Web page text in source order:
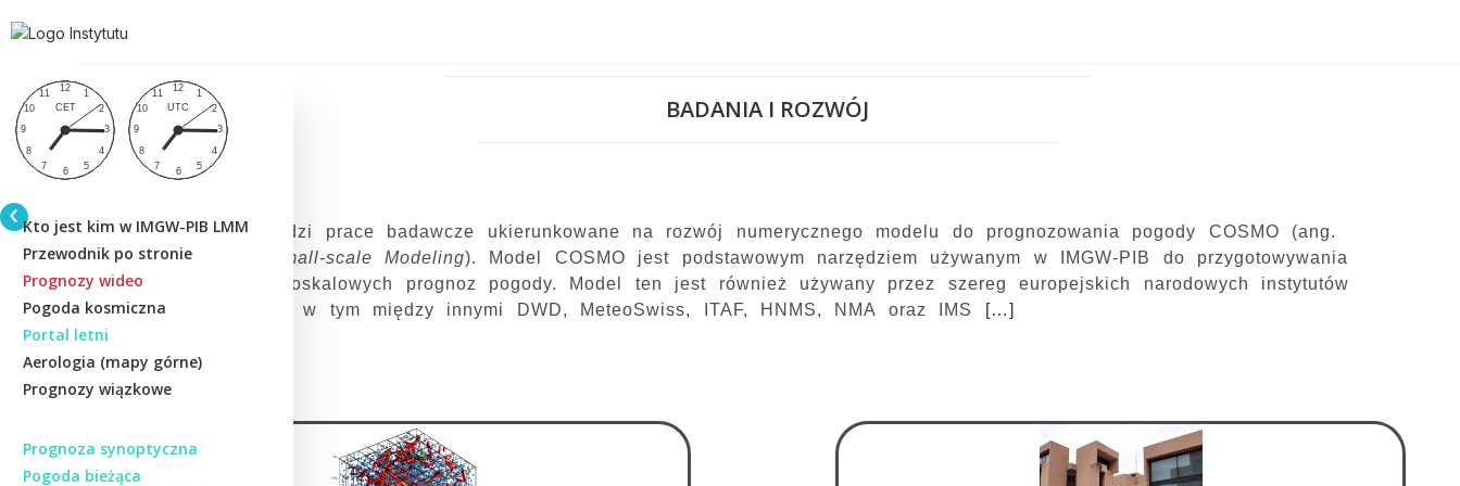
Kto jest kim w IMGW-PIB LMM
Przewodnik po stronie
Prognozy wideo
Pogoda kosmiczna
Portal letni
Aerologia (mapy górne)
Prognozy wiązkowe
Prognoza synoptyczna
Pogoda bieżąca
BADANIA I ROZWÓJ
Instytut prowadzi prace badawcze ukierunkowane na rozwój numerycznego modelu do prognozowania pogody COSMO (ang.
Consortium for Small-scale Modeling). Model COSMO jest podstawowym narzędziem używanym w IMGW-PIB do przygotowywania
operacyjnych, mezoskalowych prognoz pogody. Model ten jest również używany przez szereg europejskich narodowych instytutów
meteorologicznych, w tym między innymi DWD, MeteoSwiss, ITAF, HNMS, NMA oraz IMS
[…]